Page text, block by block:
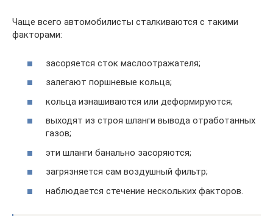
Чаще всего автомобилисты сталкиваются с такими
факторами:
засоряется сток маслоотражателя;
залегают поршневые кольца;
кольца изнашиваются или деформируются;
выходят из строя шланги вывода отработанных
газов;
эти шланги банально засоряются;
загрязняется сам воздушный фильтр;
наблюдается стечение нескольких факторов.